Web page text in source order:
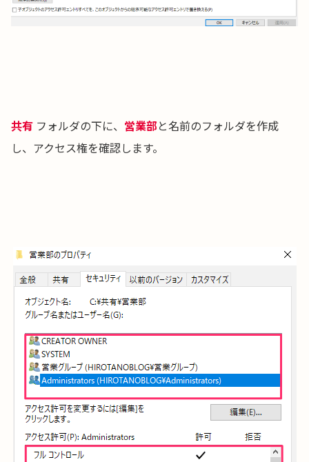
共有 フォルダの下に、 営業部と名前のフォルダを作成
し、アクセス権を確認します。